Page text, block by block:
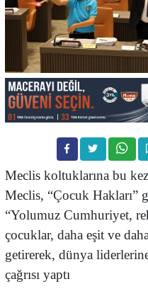
Meclis koltuklarına bu
Meclis, “Çocuk Hakları”
“Yolumuz Cumhuriyet,
çocuklar, daha eşit ve
getirerek, dünya
çağrısı yaptı